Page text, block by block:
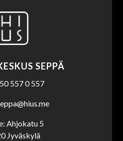
SEPPÄ
557 0 557
Ahjokatu 5
Jyväskylä